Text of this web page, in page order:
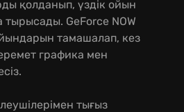
қолданып, үздік ойын
тырысады. GeForce NOW
тамашалап, кез
графика мен
тығыз